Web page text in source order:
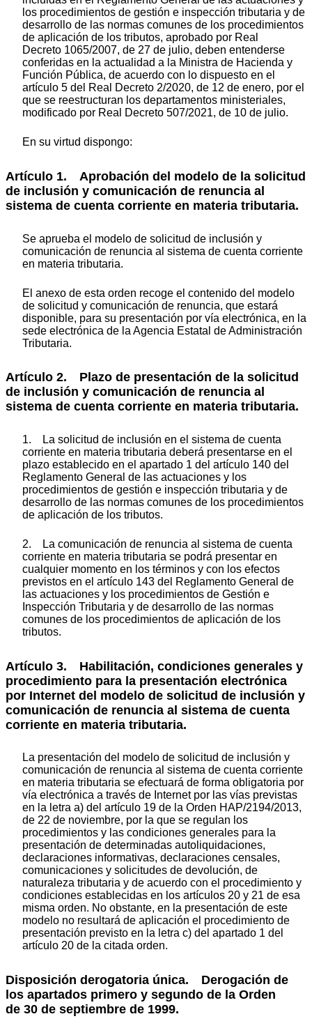
los procedimientos de gestión e inspección tributaria y de
desarrollo de las normas comunes de los procedimientos
de aplicación de los tributos, aprobado por Real
Decreto 1065/2007, de 27 de julio, deben entenderse
conferidas en la actualidad a la Ministra de Hacienda y
Función Pública, de acuerdo con lo dispuesto en el
artículo 5 del Real Decreto 2/2020, de 12 de enero, por el
que se reestructuran los departamentos ministeriales,
modificado por Real Decreto 507/2021, de 10 de julio.
En su virtud dispongo:
Artículo 1. Aprobación del modelo de la solicitud
de inclusión y comunicación de renuncia al
sistema de cuenta corriente en materia tributaria.
Se aprueba el modelo de solicitud de inclusión y
comunicación de renuncia al sistema de cuenta corriente
en materia tributaria.
El anexo de esta orden recoge el contenido del modelo
de solicitud y comunicación de renuncia, que estará
disponible, para su presentación por vía electrónica, en la
sede electrónica de la Agencia Estatal de Administración
Tributaria.
Artículo 2. Plazo de presentación de la solicitud
de inclusión y comunicación de renuncia al
sistema de cuenta corriente en materia tributaria.
1. La solicitud de inclusión en el sistema de cuenta
corriente en materia tributaria deberá presentarse en el
plazo establecido en el apartado 1 del artículo 140 del
Reglamento General de las actuaciones y los
procedimientos de gestión e inspección tributaria y de
desarrollo de las normas comunes de los procedimientos
de aplicación de los tributos.
2. La comunicación de renuncia al sistema de cuenta
corriente en materia tributaria se podrá presentar en
cualquier momento en los términos y con los efectos
previstos en el artículo 143 del Reglamento General de
las actuaciones y los procedimientos de Gestión e
Inspección Tributaria y de desarrollo de las normas
comunes de los procedimientos de aplicación de los
tributos.
Artículo 3. Habilitación, condiciones generales y
procedimiento para la presentación electrónica
por Internet del modelo de solicitud de inclusión y
comunicación de renuncia al sistema de cuenta
corriente en materia tributaria.
La presentación del modelo de solicitud de inclusión y
comunicación de renuncia al sistema de cuenta corriente
en materia tributaria se efectuará de forma obligatoria por
vía electrónica a través de Internet por las vías previstas
en la letra a) del artículo 19 de la Orden HAP/2194/2013,
de 22 de noviembre, por la que se regulan los
procedimientos y las condiciones generales para la
presentación de determinadas autoliquidaciones,
declaraciones informativas, declaraciones censales,
comunicaciones y solicitudes de devolución, de
naturaleza tributaria y de acuerdo con el procedimiento y
condiciones establecidas en los artículos 20 y 21 de esa
misma orden. No obstante, en la presentación de este
modelo no resultará de aplicación el procedimiento de
presentación previsto en la letra c) del apartado 1 del
artículo 20 de la citada orden.
Disposición derogatoria única. Derogación de
los apartados primero y segundo de la Orden
de 30 de septiembre de 1999.